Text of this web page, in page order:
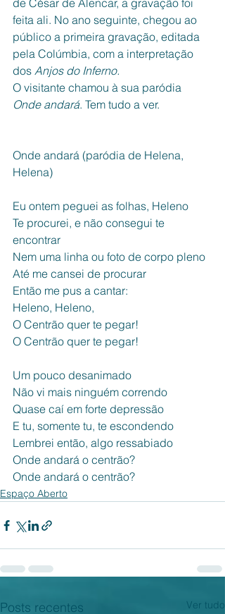
de César de Alencar, a gravação foi
feita ali. No ano seguinte, chegou ao
público a primeira gravação, editada
pela Colúmbia, com a interpretação
dos Anjos do Inferno.
O visitante chamou à sua paródia
Onde andará. Tem tudo a ver.
Onde andará (paródia de Helena,
Helena)
Eu ontem peguei as folhas, Heleno
Te procurei, e não consegui te
encontrar
Nem uma linha ou foto de corpo pleno
Até me cansei de procurar
Então me pus a cantar:
Heleno, Heleno,
O Centrão quer te pegar!
O Centrão quer te pegar!
Um pouco desanimado
Não vi mais ninguém correndo
Quase caí em forte depressão
E tu, somente tu, te escondendo
Lembrei então, algo ressabiado
Onde andará o centrão?
Onde andará o centrão?
Espaço Aberto
Posts recentes Ver tudo